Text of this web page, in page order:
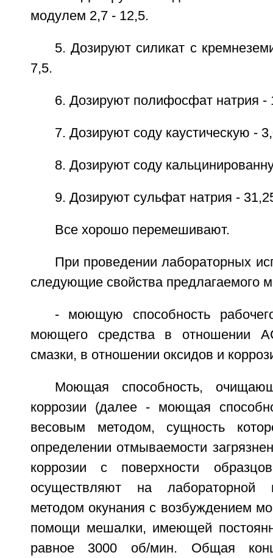
модулем 2,7 - 12,5.
5. Дозируют силикат с
7,5.
6. Дозируют полифосфат натрия -
7. Дозируют соду каустическую -
8. Дозируют соду
9. Дозируют сульфат натрия -
Все хорошо перемешивают.
При проведении лабораторных
следующие свойства предлагаемого
- моющую способность
моющего средства в отношении
смазки, в отношении оксидов и
Моющая способность,
коррозии (далее - моющая
весовым методом, сущность
определении отмываемости
коррозии с поверхности
осуществляют на лабораторной
методом окунания с возбуждением
помощи мешалки, имеющей
равное 3000 об/мин. Общая